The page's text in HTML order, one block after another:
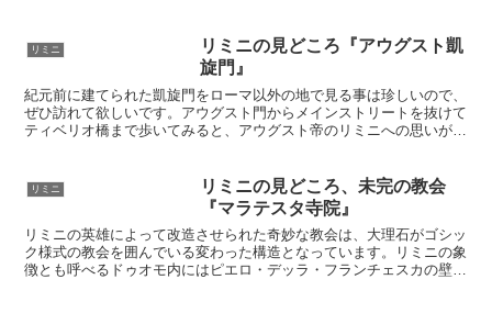
リミニ
リミニの見どころ『アウグスト凱
旋門』
紀元前に建てられた凱旋門をローマ以外の地で見る事は珍しいので、
ぜひ訪れて欲しいです。アウグスト門からメインストリートを抜けて
ティベリオ橋まで歩いてみると、アウグスト帝のリミニへの思いが伝
リミニ
リミニの見どころ、未完の教会
『マラテスタ寺院』
リミニの英雄によって改造させられた奇妙な教会は、大理石がゴシッ
ク様式の教会を囲んでいる変わった構造となっています。リミニの象
徴とも呼べるドゥオモ内にはピエロ・デッラ・フランチェスカの壁画